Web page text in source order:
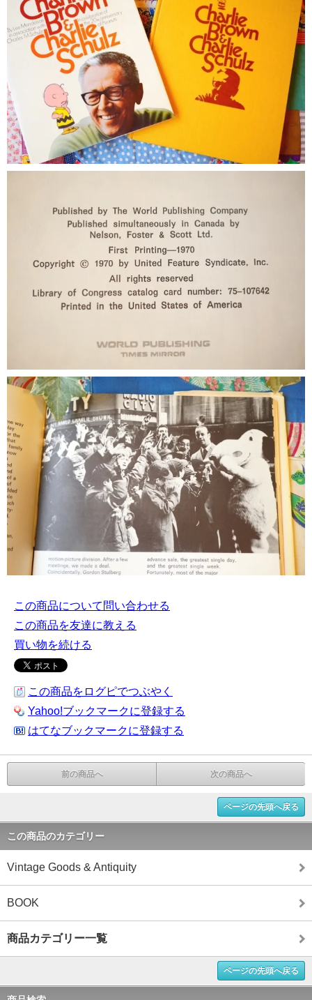
この商品について問い合わせる
この商品を友達に教える
買い物を続ける
この商品をログピでつぶやく
Yahoo!ブックマークに登録する
はてなブックマークに登録する
前の商品へ 次の商品へ
ページの先頭へ戻る
この商品のカテゴリー
Vintage Goods & Antiquity
BOOK
商品カテゴリー一覧
ページの先頭へ戻る